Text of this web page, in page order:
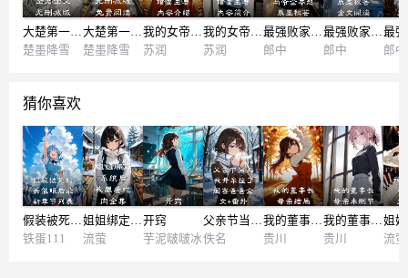
大楚第一圣君全文无删减版
楚墨降雪
大楚第一圣君全文无删减版免费阅读
楚墨降雪
我的女帝未婚妻主要内容介绍
苏润
我的女帝未婚妻主要内容简介
苏润
最强败家驸马爷全本赵辰墨秋芸
郎中
最强败家驸马爷全本赵辰墨秋芸全文阅读
郎中
郎中
猜你喜欢
假装被死对头催眠后最新章节列表
铁蛋111
姐姐绑定系统后，我跟着吃肉全集
流萤
开窍
芋泥啵啵冰
父亲节当天，我开车撞了闺蜜爸爸全文+番外
佚名
我的董事长母亲结局
贵川
我的董事长母亲未删节
贵川
流萤